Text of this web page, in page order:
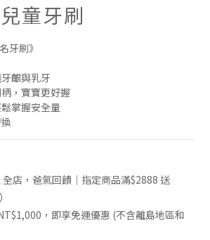
童牙刷
牙刷》
齦與乳牙
，寶寶更好握
掌握安全量
全店，爸氣回饋｜指定商品滿$2888 送
，即享免運優惠 (不含離島地區和